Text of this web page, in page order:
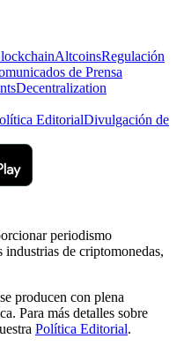
AltcoinsRegulación
de Prensa
Decentralization
EditorialDivulgación de
periodismo
de criptomonedas,
producen con plena
Para más detalles sobre
Política Editorial.